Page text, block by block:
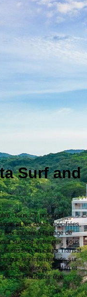
Surf and
Tous les prix sont
et les dates spécifiées,
prix montré à la page de
sur tout autre prix, sous
la session en cours.Transat
que les informations sur
les photos, le plan et
toutefois être